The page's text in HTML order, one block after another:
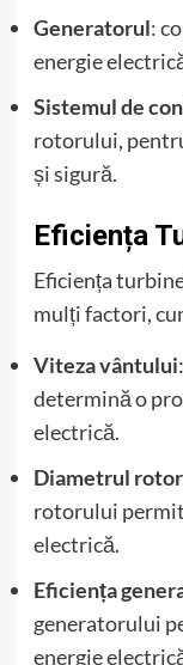
Generatorul:
energie
Sistemul de
rotorului,
și sigură.
Eficiența
Eficiența
mulți factori,
Viteza vântului
determină o
electrică.
Diametrul
rotorului
electrică.
Eficiența
generatorului
energie